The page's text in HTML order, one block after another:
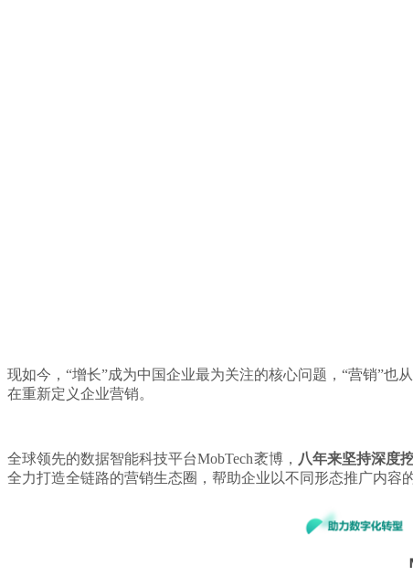
现如今，“增长”成为中国企业最为关注的核心问题，“营销”也
在重新定义企业营销。
全球领先的数据智能科技平台MobTech袤博， 八年来坚持深度
全力打造全链路的营销生态圈，帮助企业以不同形态推广内容